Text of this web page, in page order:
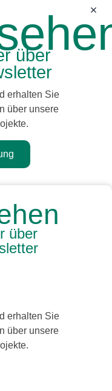
über
erhalten Sie
über unsere
über
erhalten Sie
über unsere